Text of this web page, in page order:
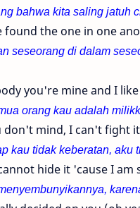
bahwa kita saling jatuh
found the one in one
seseorang di dalam
you're mine and I
orang kau adalah
don't mind, I can't fight
kau tidak keberatan, aku
hide it 'cause I am